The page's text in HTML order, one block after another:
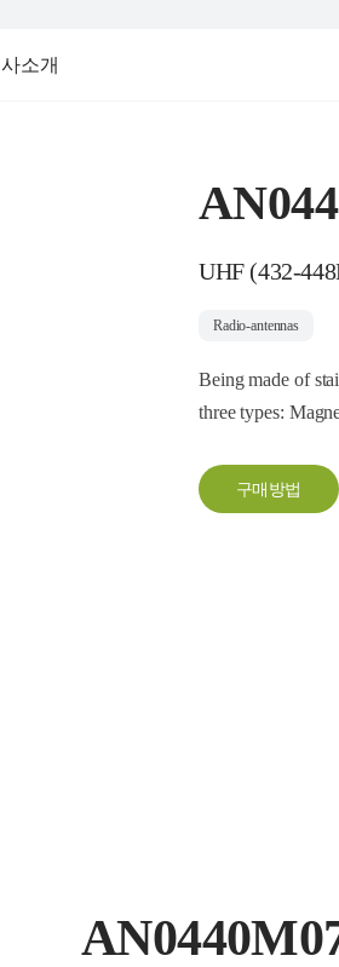
소개
UHF (432-
Radio-antennas
Being made of
three types:
구매방법